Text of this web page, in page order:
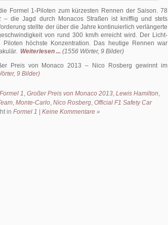
Formel 1-Piloten zum kürzesten Rennen der Saison. 78
– die Jagd durch Monacos Straßen ist knifflig und stets
stellte der über die Jahre kontinuierlich verlängerte
von rund 300 km/h erreicht wird. Der Licht-
Piloten höchste Konzentration. Das heutige Rennen war
Weiterlesen ... (1556 Wörter, 9 Bilder)
Preis von Monaco 2013 – Nico Rosberg gewinnt im
9 Bilder)
Formel 1, Großer Preis von Monaco 2013, Lewis Hamilton,
, Monte-Carlo, Nico Rosberg, Official F1 Safety Car
in Formel 1 Keine Kommentare »